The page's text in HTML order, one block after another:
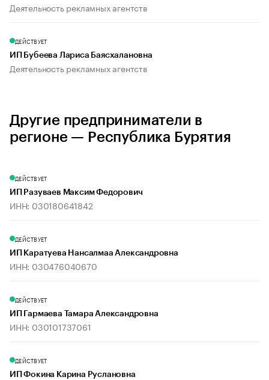
Деятельность рекламных агентств
ДЕЙСТВУЕТ
ИП Бубеева Лариса Баясхалановна
Деятельность рекламных агентств
Другие предприниматели в
регионе — Республика Бурятия
ДЕЙСТВУЕТ
ИП Разуваев Максим Федорович
ИНН: 030180641842
ДЕЙСТВУЕТ
ИП Каратуева Нансалмаа Александровна
ИНН: 030476040670
ДЕЙСТВУЕТ
ИП Гармаева Тамара Александровна
ИНН: 030101737061
ДЕЙСТВУЕТ
ИП Фокина Карина Руслановна